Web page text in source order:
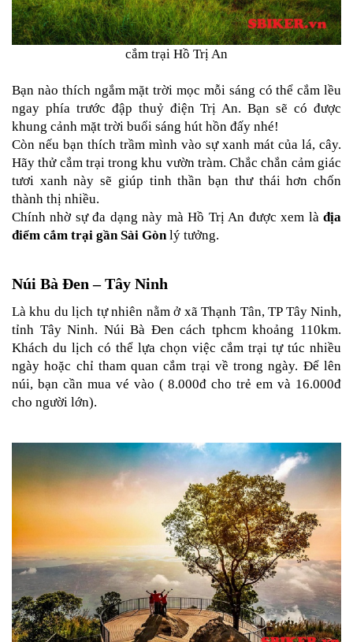
PHỤ
KIỆN
MOTOWOLF
ĐIỆN
THOẠI
XE
MÁY
PHỤ
KIỆN
PHƯỢT
ĐỒ
CHƠI
PHỤ
KIỆN
MBIKER
HCM
SẢN
PHẨM
MỚI
BLOG
LIÊN
HỆ
HƯỚNG
DẪN
MUA
HÀNG
cắm trại Hồ Trị An
Bạn nào thích ngắm mặt trời mọc mỗi sáng có thể cắm lều
ngay phía trước đập thuỷ điện Trị An. Bạn sẽ có được
khung cảnh mặt trời buổi sáng hút hồn đấy nhé!
Còn nếu bạn thích trầm mình vào sự xanh mát của lá, cây.
Hãy thử cắm trại trong khu vườn tràm. Chắc chắn cảm giác
tươi xanh này sẽ giúp tinh thần bạn thư thái hơn chốn
thành thị nhiều.
Chính nhờ sự đa dạng này mà Hồ Trị An được xem là địa
điểm cắm trại gần Sài Gòn lý tưởng.
Núi Bà Đen – Tây Ninh
Là khu du lịch tự nhiên nằm ở xã Thạnh Tân, TP Tây Ninh,
tỉnh Tây Ninh. Núi Bà Đen cách tphcm khoảng 110km.
Khách du lịch có thể lựa chọn việc cắm trại tự túc nhiều
ngày hoặc chỉ tham quan cắm trại về trong ngày. Để lên
núi, bạn cần mua vé vào ( 8.000đ cho trẻ em và 16.000đ
cho người lớn).